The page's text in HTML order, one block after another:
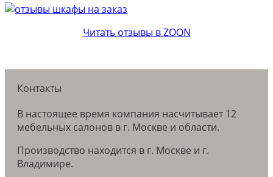
Читать отзывы в ZOON
Контакты
В настоящее время компания насчитывает 12
мебельных салонов в г. Москве и области.
Производство находится в г. Москве и г.
Владимире.